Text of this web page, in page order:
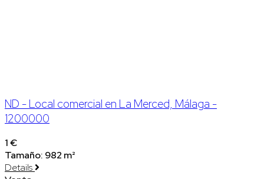
ND - Local comercial en La Merced, Málaga -
1200000
1 €
Tamaño: 982 m²
Details